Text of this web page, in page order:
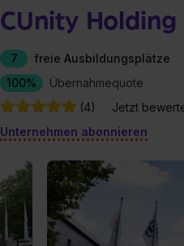
CUnity Holding
7
freie Ausbildungsplätze
100%
Übernahmequote
(4)
Jetzt
Unternehmen abonnieren